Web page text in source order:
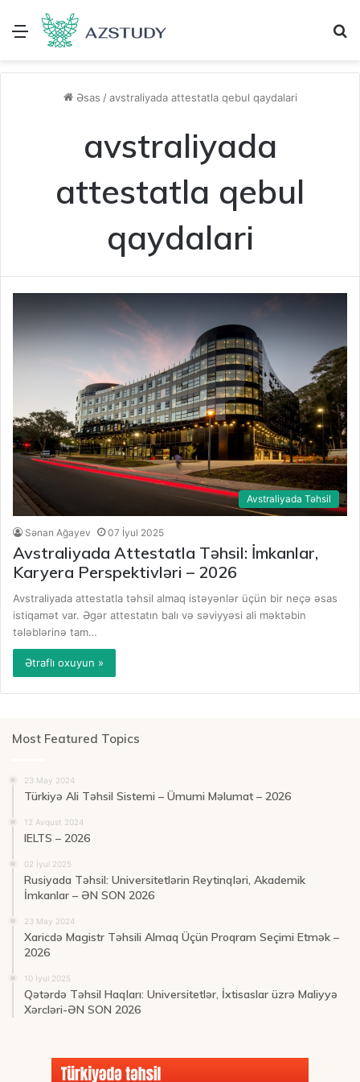
Menu
Əsas / avstraliyada attestatla qebul qaydalari
avstraliyada
attestatla qebul
qaydalari
Avstraliyada Təhsil
Sənan Ağayev 07 İyul 2025
Avstraliyada Attestatla Təhsil: İmkanlar,
Karyera Perspektivləri – 2026
Avstraliyada attestatla təhsil almaq istəyənlər üçün bir neçə əsas
istiqamət var. Əgər attestatın balı və səviyyəsi ali məktəbin
tələblərinə tam…
Ətraflı oxuyun »
Most Featured Topics
23 May 2024
Türkiyə Ali Təhsil Sistemi – Ümumi Məlumat – 2026
12 Avqust 2024
IELTS – 2026
02 İyul 2025
Rusiyada Təhsil: Universitetlərin Reytinqləri, Akademik
İmkanlar – ƏN SON 2026
23 May 2024
Xaricdə Magistr Təhsili Almaq Üçün Proqram Seçimi Etmək –
2026
10 İyul 2025
Qətərdə Təhsil Haqları: Universitetlər, İxtisaslar üzrə Maliyyə
Xərcləri-ƏN SON 2026